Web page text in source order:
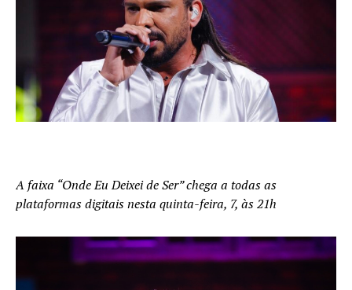
A faixa “Onde Eu Deixei de Ser” chega a todas as
plataformas digitais nesta quinta-feira, 7, às 21h